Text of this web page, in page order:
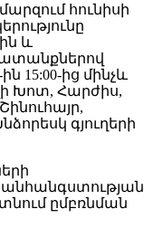
հունիսի
և
15:00-ից մինչև
Խոտ, Հարժիս,
գյուղերի
ըմբռնման